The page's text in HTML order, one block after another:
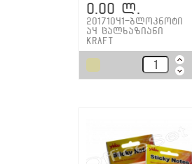
0.00 ლ.
20171041-ბლოკნოტი
ა4 ცალხაზიანი
Kraft